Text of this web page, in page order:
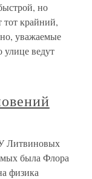
но
крайний,
уважаемые
улице ведут
Литвиновых
была Флора
физика